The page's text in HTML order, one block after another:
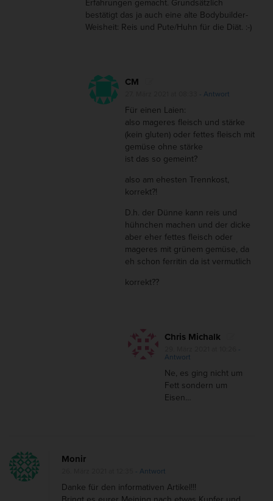
Erfahrungen gemacht. Grundsätzlich
bestätigt das ja auch eine alte Bodybuilder-
Weisheit: Reis und Pute/Huhn für die Diät. :-)
CM
- Antwort
Für einen Laien:
also mageres fleisch und stärke
(kein gluten) oder fettes fleisch mit
gemüse ohne stärke
ist das so gemeint?
also am ehesten Trennkost,
korrekt?!
D.h. der Dünne kann reis und
hühnchen machen und der dicke
aber eher fettes fleisch oder
mageres mit grünem gemüse, da
eh schon ferritin da ist vermutlich
korrekt??
Chris Michalk
-
Antwort
Ne, es ging nicht um
Fett sondern um
Eisen…
Monir
- Antwort
Danke für den informativen Artikel!!!